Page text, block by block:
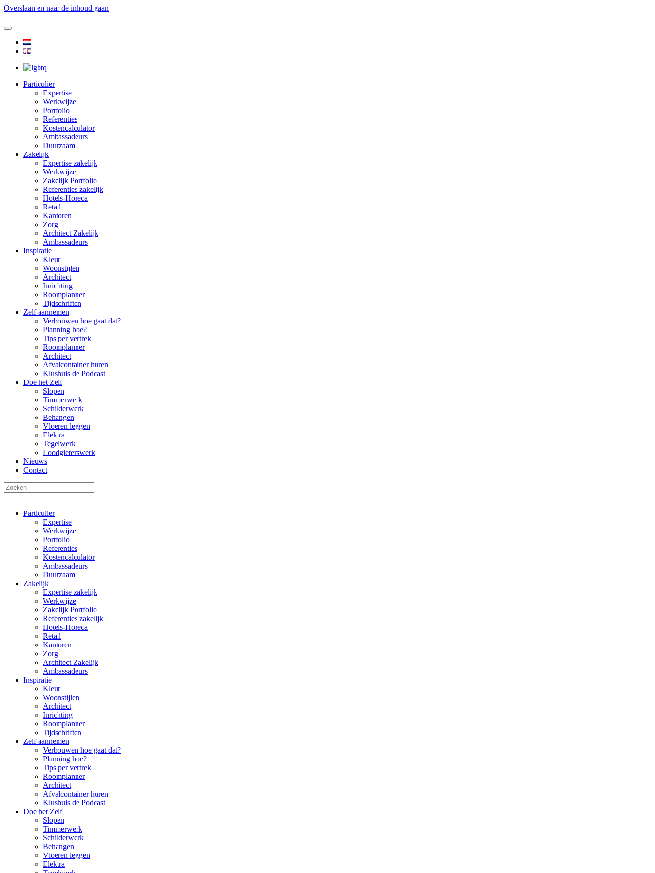
Overslaan en naar de inhoud gaan
Particulier
Expertise
Werkwijze
Portfolio
Referenties
Kostencalculator
Ambassadeurs
Duurzaam
Zakelijk
Expertise zakelijk
Werkwijze
Zakelijk Portfolio
Referenties zakelijk
Hotels-Horeca
Retail
Kantoren
Zorg
Architect Zakelijk
Ambassadeurs
Inspiratie
Kleur
Woonstijlen
Architect
Inrichting
Roomplanner
Tijdschriften
Zelf aannemen
Verbouwen hoe gaat dat?
Planning hoe?
Tips per vertrek
Roomplanner
Architect
Afvalcontainer huren
Klushuis de Podcast
Doe het Zelf
Slopen
Timmerwerk
Schilderwerk
Behangen
Vloeren leggen
Elektra
Tegelwerk
Loodgieterswerk
Nieuws
Contact
Particulier
Expertise
Werkwijze
Portfolio
Referenties
Kostencalculator
Ambassadeurs
Duurzaam
Zakelijk
Expertise zakelijk
Werkwijze
Zakelijk Portfolio
Referenties zakelijk
Hotels-Horeca
Retail
Kantoren
Zorg
Architect Zakelijk
Ambassadeurs
Inspiratie
Kleur
Woonstijlen
Architect
Inrichting
Roomplanner
Tijdschriften
Zelf aannemen
Verbouwen hoe gaat dat?
Planning hoe?
Tips per vertrek
Roomplanner
Architect
Afvalcontainer huren
Klushuis de Podcast
Doe het Zelf
Slopen
Timmerwerk
Schilderwerk
Behangen
Vloeren leggen
Elektra